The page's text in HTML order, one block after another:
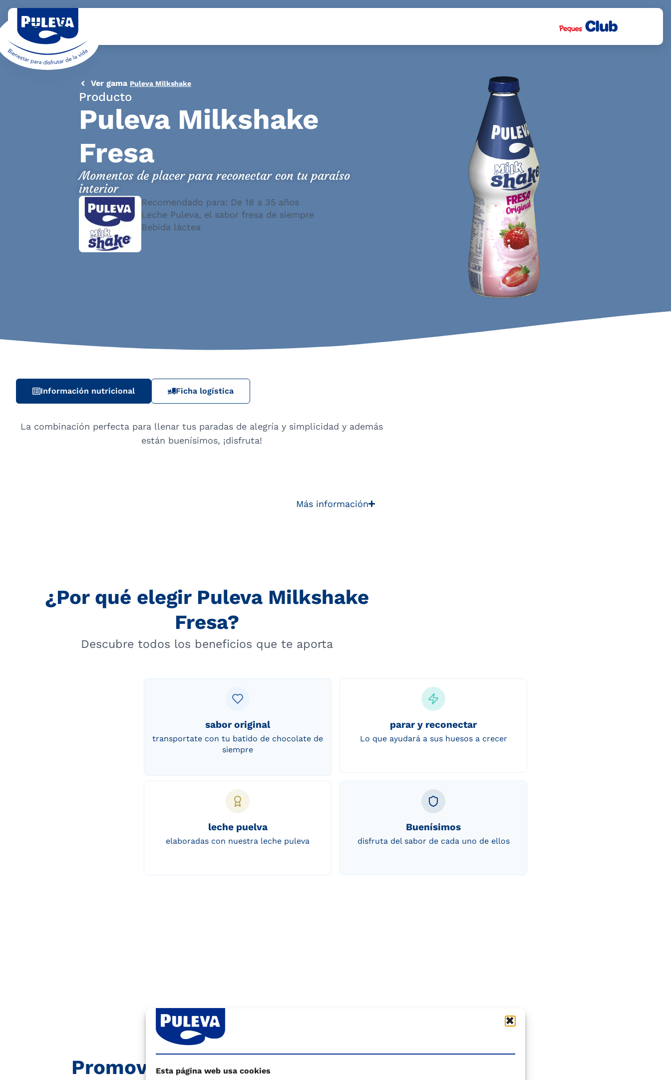
Esta página web usa cookies
Ver gama Puleva Milkshake
Producto
Puleva Milkshake
Fresa
Momentos de placer para reconectar con tu paraíso
interior
Recomendado para: De 18 a 35 años
Leche Puleva, el sabor fresa de siempre
Bebida láctea
Información nutricional Ficha logística
La combinación perfecta para llenar tus paradas de alegría y simplicidad y además
están buenísimos, ¡disfruta!
Más información
¿Por qué elegir Puleva Milkshake
Fresa?
Descubre todos los beneficios que te aporta
sabor original
transportate con tu batido de chocolate de
siempre
parar y reconectar
Lo que ayudará a sus huesos a crecer
leche puelva
elaboradas con nuestra leche puleva
Buenísimos
disfruta del sabor de cada uno de ellos
Promovemos el packaging